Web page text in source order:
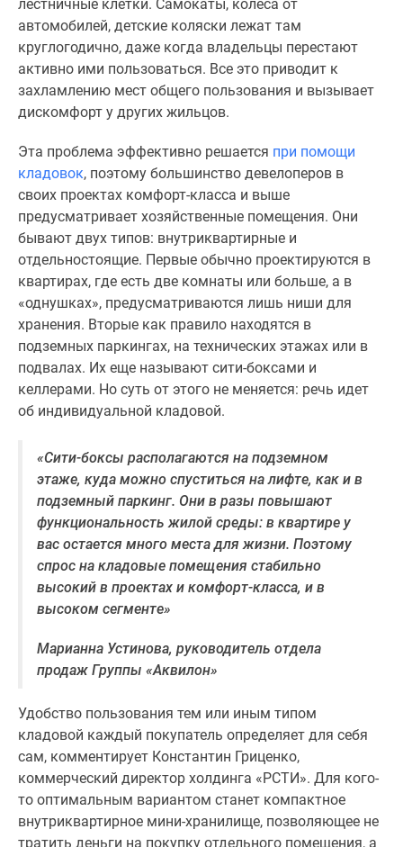
Мнение
эксперта
Студии
Ипотечный
калькулятор
недвижимости
Новостройки
Ленинградской
области
ИТ-
ипотека
Квартиры
скидками
25%
Новостройки
премиум-
Новостройки
бизнес-
класса
коттеджи
Коттеджные
поселки
Санкт-
Петербурге
поселки
Ленинградской
обл
Готовые
коттеджные
лестничные клетки. Самокаты, колеса от
автомобилей, детские коляски лежат там
круглогодично, даже когда владельцы перестают
активно ими пользоваться. Все это приводит к
захламлению мест общего пользования и вызывает
дискомфорт у других жильцов.
Эта проблема эффективно решается при помощи
кладовок, поэтому большинство девелоперов в
своих проектах комфорт-класса и выше
предусматривает хозяйственные помещения. Они
бывают двух типов: внутриквартирные и
отдельностоящие. Первые обычно проектируются в
квартирах, где есть две комнаты или больше, а в
«однушках», предусматриваются лишь ниши для
хранения. Вторые как правило находятся в
подземных паркингах, на технических этажах или в
подвалах. Их еще называют сити-боксами и
келлерами. Но суть от этого не меняется: речь идет
об индивидуальной кладовой.
«Сити-боксы располагаются на подземном
этаже, куда можно спуститься на лифте, как и в
подземный паркинг. Они в разы повышают
функциональность жилой среды: в квартире у
вас остается много места для жизни. Поэтому
спрос на кладовые помещения стабильно
высокий в проектах и комфорт-класса, и в
высоком сегменте»
Марианна Устинова, руководитель отдела
продаж Группы «Аквилон»
Удобство пользования тем или иным типом
кладовой каждый покупатель определяет для себя
сам, комментирует Константин Гриценко,
коммерческий директор холдинга «РСТИ». Для кого-
то оптимальным вариантом станет компактное
внутриквартирное мини-хранилище, позволяющее не
тратить деньги на покупку отдельного помещения, а